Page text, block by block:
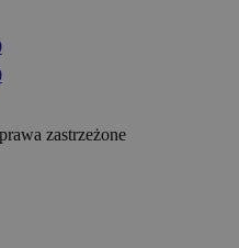
zastrzeżone